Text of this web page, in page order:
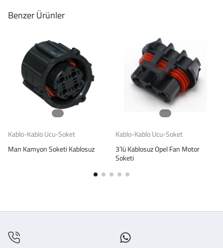
Benzer Ürünler
Kablo-Kablo Ucu-Soket
Man Kamyon Soketi Kablosuz
Kablo-Kablo Ucu-Soket
3’lü Kablosuz Opel Fan Motor
Soketi